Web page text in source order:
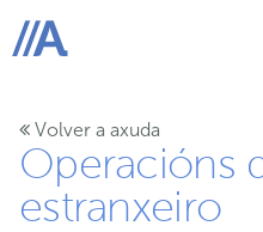
ABANCA
Volver a axuda
Operacións
estranxeiro